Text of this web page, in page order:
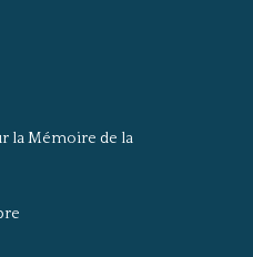
la Mémoire de la